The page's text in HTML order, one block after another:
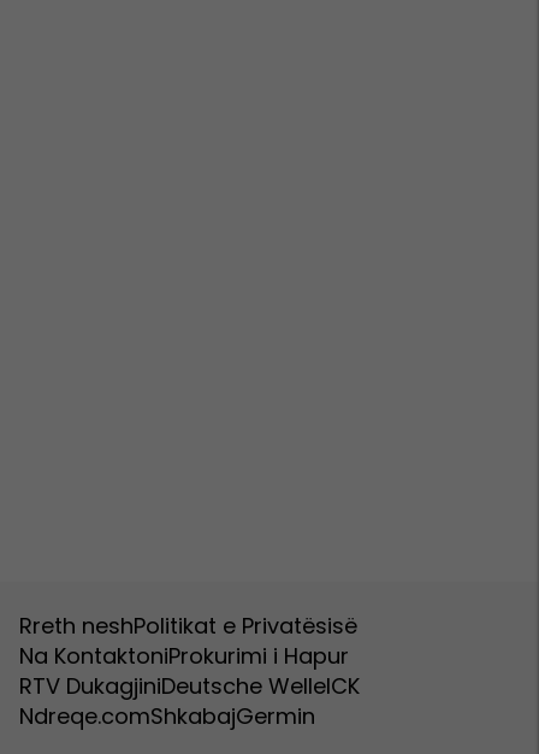
Rreth neshPolitikat e Privatësisë
Na KontaktoniProkurimi i Hapur
RTV DukagjiniDeutsche WelleICK
Ndreqe.comShkabajGermin